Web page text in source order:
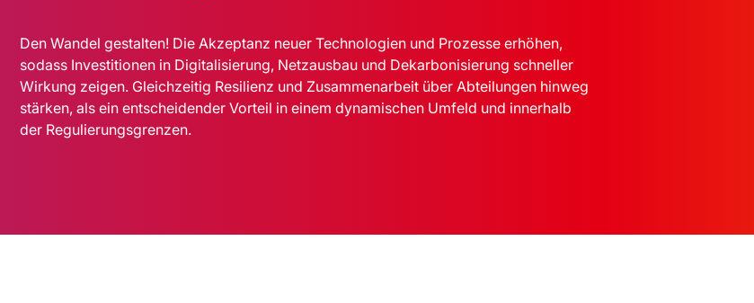
Den Wandel gestalten! Die Akzeptanz neuer Technologien und Prozesse erhöhen,
sodass Investitionen in Digitalisierung, Netzausbau und Dekarbonisierung schneller
Wirkung zeigen. Gleichzeitig Resilienz und Zusammenarbeit über Abteilungen hinweg
stärken, als ein entscheidender Vorteil in einem dynamischen Umfeld und innerhalb
der Regulierungsgrenzen.